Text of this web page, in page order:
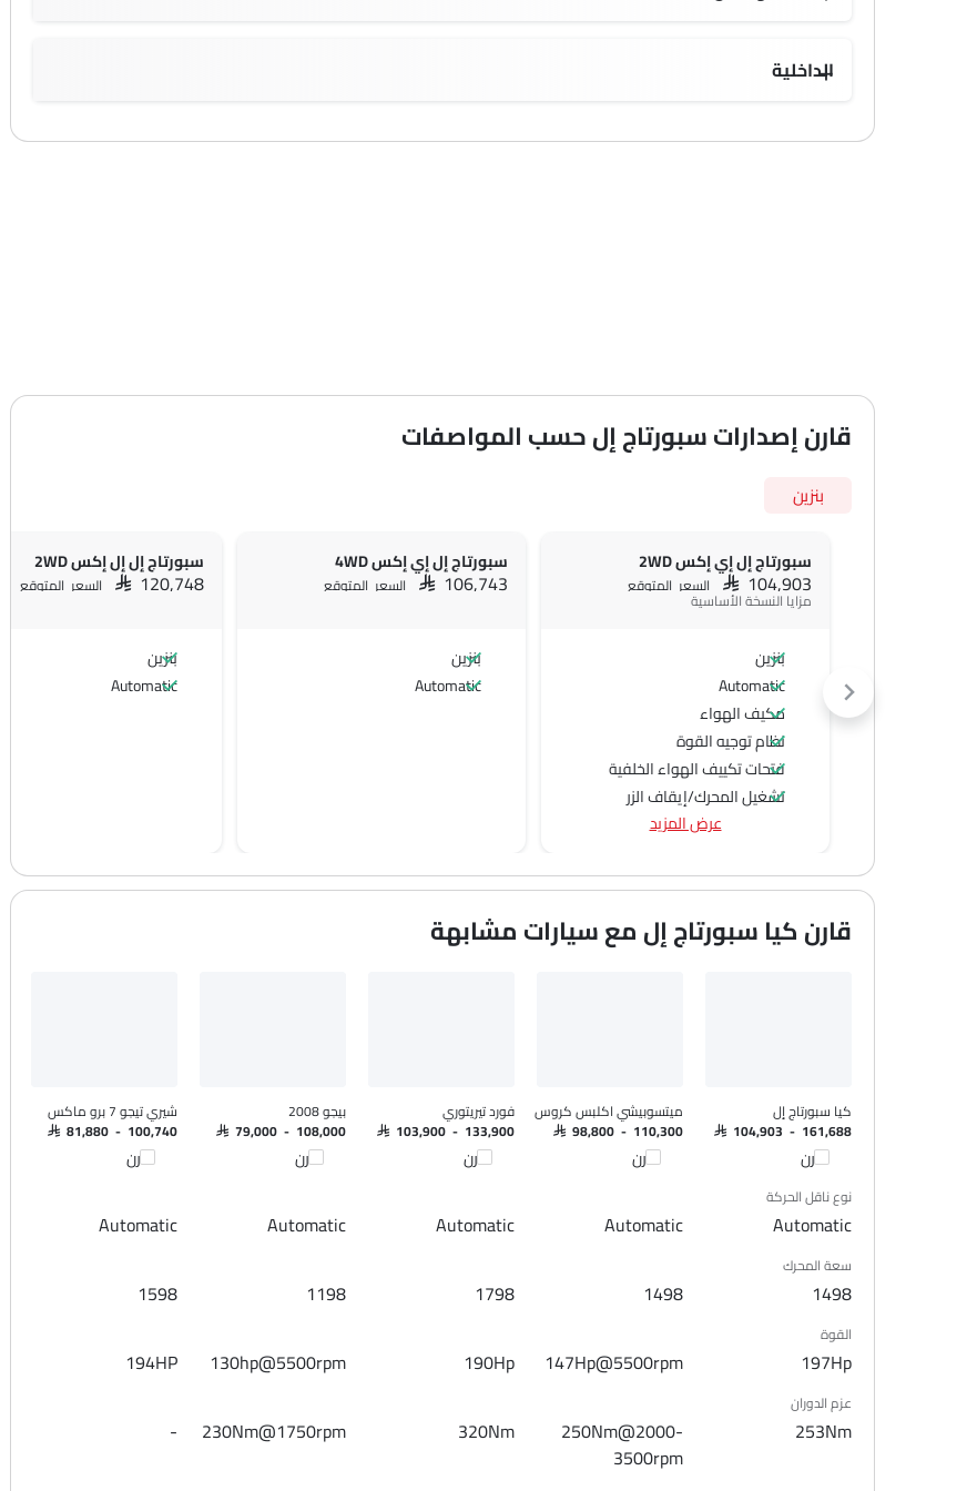
الداخلية
قارن إصدارات سبورتاج إل حسب المواصفات
بنزين
سبورتاج إل إي إكس 2WD
SAR 104,903 السعر المتوقع
مزايا النسخة الأساسية
بنزين
Automatic
مكيف الهواء
نظام توجيه القوة
فتحات تكييف الهواء الخلفية
تشغيل المحرك/إيقاف الزر
منفذ الطاقة الملحق
عجلة قيادة متعددة الوظائف
جبهة المتحدثين
نوافذ كهربائية أمامية
نوافذ كهربائية خلفية
ضوء تحذير منخفض من الوقود
مقاعد قابلة للتعديل
مسند رأس المقعد الخلفي
مقاعد جلدية
حاملات الأكواب-أمامية
وسادة هوائية للسائق
وسادة هوائية جانبية أمامية
أحزمة المقاعد الخلفية
عرض المزيد
سبورتاج إل إي إكس 4WD
SAR 106,743 السعر المتوقع
بنزين
Automatic
سبورتاج إل إل إكس 2WD
SAR 120,748 السعر المتوقع
بنزين
Automatic
قارن كيا سبورتاج إل مع سيارات مشابهة
كيا سبورتاج إل
SAR 104,903 - 161,688
قارن
ميتسوبيشي اكلبس كروس
SAR 98,800 - 110,300
قارن
فورد تيريتوري
SAR 103,900 - 133,900
قارن
بيجو 2008
SAR 79,000 - 108,000
قارن
شيري تيجو 7 برو ماكس
SAR 81,880 - 100,740
قارن
نوع ناقل الحركة
Automatic
Automatic
Automatic
Automatic
Automatic
سعة المحرك
1498
1498
1798
1198
1598
القوة
197Hp
147Hp@5500rpm
190Hp
130hp@5500rpm
194HP
عزم الدوران
253Nm
250Nm@2000-
3500rpm
320Nm
230Nm@1750rpm
-